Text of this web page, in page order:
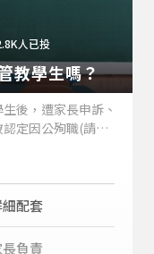
人已投
教學生嗎？
後，遭家長申訴、
定因公殉職(請見
嗎？
配套
負責